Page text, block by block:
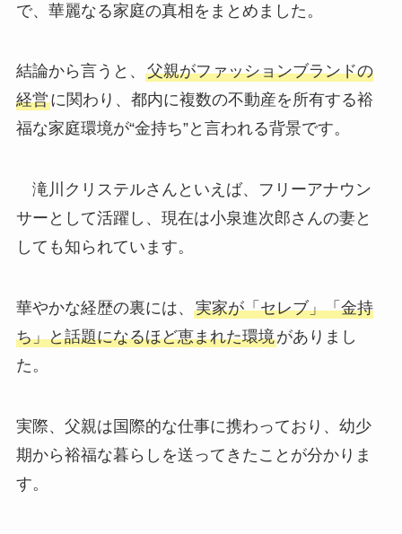
で、華麗なる家庭の真相をまとめました。
結論から言うと、 父親がファッションブランドの
経営に関わり、都内に複数の不動産を所有する裕
福な家庭環境が“金持ち”と言われる背景です。
滝川クリステルさんといえば、フリーアナウン
サーとして活躍し、現在は小泉進次郎さんの妻と
しても知られています。
華やかな経歴の裏には、 実家が「セレブ」「金持
ち」と話題になるほど恵まれた環境がありまし
た。
実際、父親は国際的な仕事に携わっており、幼少
期から裕福な暮らしを送ってきたことが分かりま
す。